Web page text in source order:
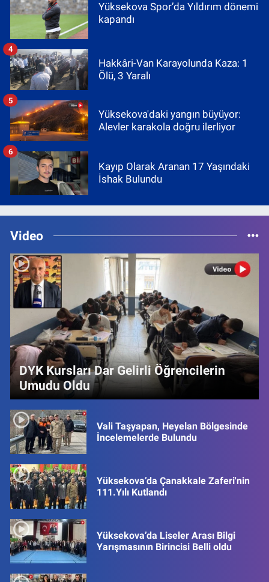
Yüksekova Spor’da Yıldırım dönemi
kapandı
Hakkâri-Van Karayolunda Kaza: 1
Ölü, 3 Yaralı
4
Yüksekova'daki yangın büyüyor:
Alevler karakola doğru ilerliyor
5
Kayıp Olarak Aranan 17 Yaşındaki
İshak Bulundu
6
Video
DYK Kursları Dar Gelirli Öğrencilerin
Umudu Oldu
Vali Taşyapan, Heyelan Bölgesinde
İncelemelerde Bulundu
Yüksekova’da Çanakkale Zaferi'nin
111.Yılı Kutlandı
Yüksekova’da Liseler Arası Bilgi
Yarışmasının Birincisi Belli oldu